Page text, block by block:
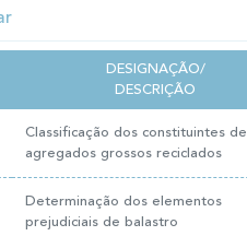
DESIGNAÇÃO/
DESCRIÇÃO
Classificação dos constituintes de
agregados grossos reciclados
Determinação dos elementos
prejudiciais de balastro